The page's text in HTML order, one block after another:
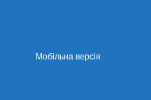
Мобільна версія